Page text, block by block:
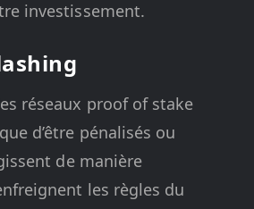
investissement.
réseaux proof of stake
d’être pénalisés ou
de manière
les règles du